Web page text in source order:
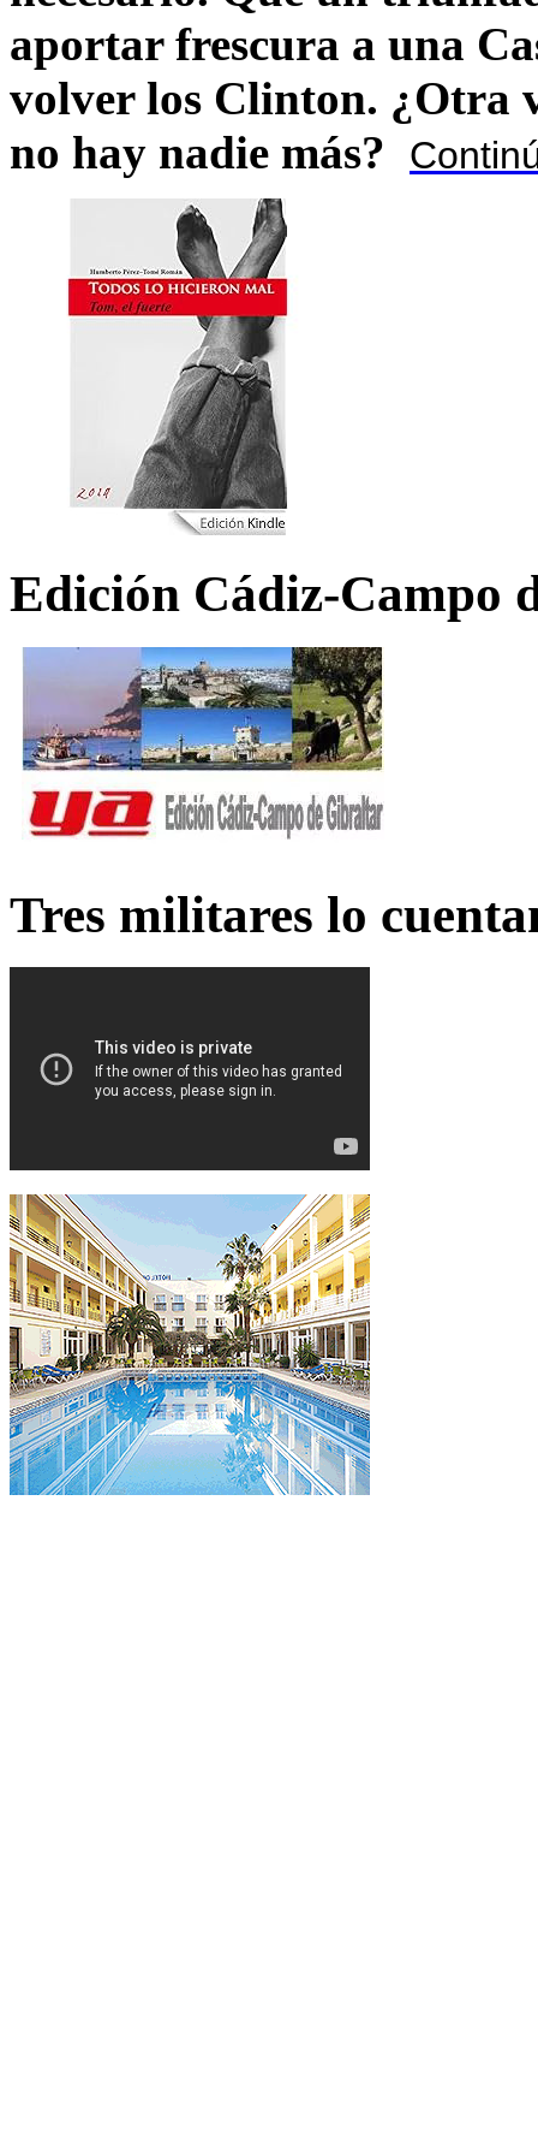
aportar frescura a una
volver los Clinton. ¿Otra
no hay nadie más?
Edición Cádiz-Campo
Tres militares lo